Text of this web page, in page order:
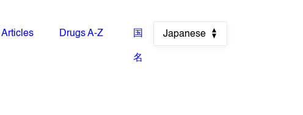
Articles Drugs A-Z 国
名
Japanese